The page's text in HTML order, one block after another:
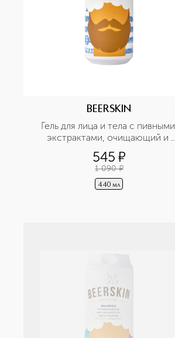
BEERSKIN
Гель для лица и тела с пивными
экстрактами, очищающий и
расслабляющий
545 ¤
1 090 ¤
440 мл